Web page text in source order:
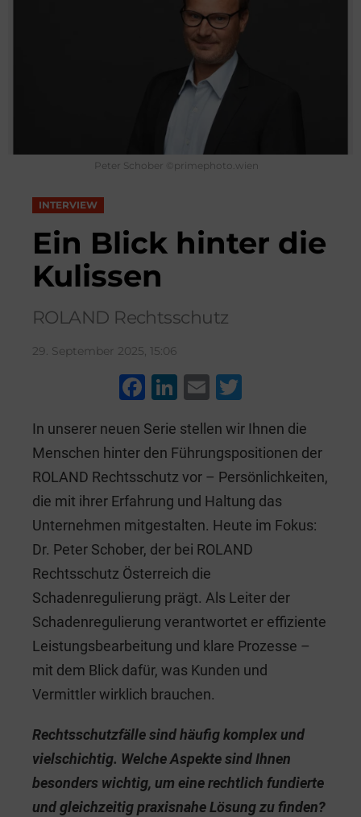
Peter Schober ©primephoto.wien
INTERVIEW
Ein Blick hinter die
Kulissen
ROLAND Rechtsschutz
29. September 2025, 15:06
F
c
e
b
o
o
k
Li
k
e
dI
n
E
ai
l
tt
er
In unserer neuen Serie stellen wir Ihnen die
Menschen hinter den Führungspositionen der
ROLAND Rechtsschutz vor – Persönlichkeiten,
die mit ihrer Erfahrung und Haltung das
Unternehmen mitgestalten. Heute im Fokus:
Dr. Peter Schober, der bei ROLAND
Rechtsschutz Österreich die
Schadenregulierung prägt. Als Leiter der
Schadenregulierung verantwortet er effiziente
Leistungsbearbeitung und klare Prozesse –
mit dem Blick dafür, was Kunden und
Vermittler wirklich brauchen.
Rechtsschutzfälle sind häufig komplex und
vielschichtig. Welche Aspekte sind Ihnen
besonders wichtig, um eine rechtlich fundierte
und gleichzeitig praxisnahe Lösung zu finden?